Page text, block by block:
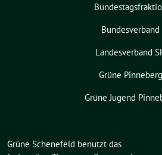
Bundesverband
Landesverband
Grüne Pinneberg
Grüne Jugend
Grüne Schenefeld benutzt das